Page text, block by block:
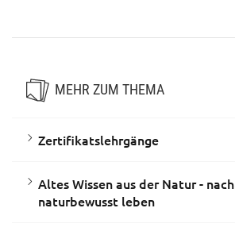
MEHR ZUM THEMA
Zertifikatslehrgänge
Altes Wissen aus der Natur -
naturbewusst leben